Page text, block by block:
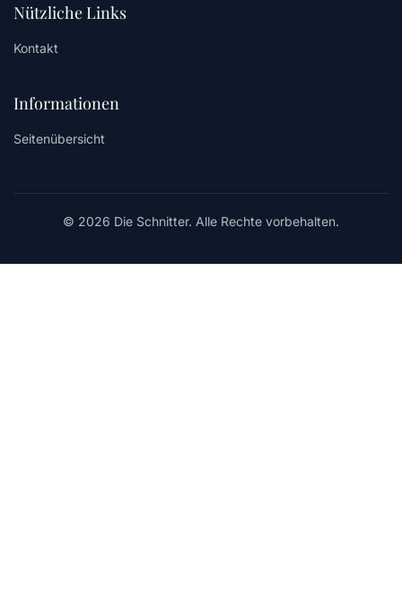
Nützliche Links
Kontakt
Informationen
Seitenübersicht
© 2026 Die Schnitter. Alle Rechte vorbehalten.